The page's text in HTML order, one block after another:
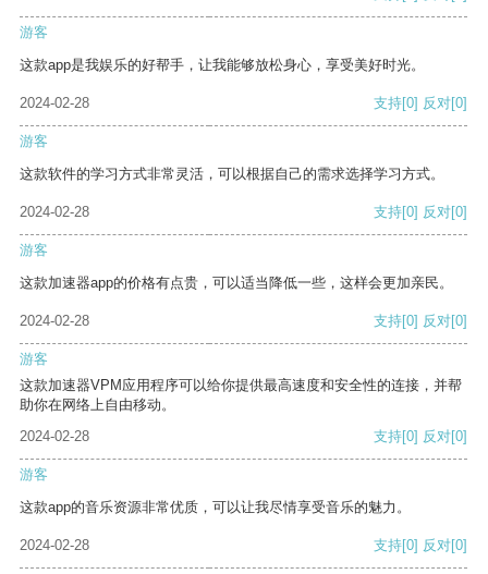
游客
这款app是我娱乐的好帮手，让我能够放松身心，享受美好时光。
2024-02-28 支持[0] 反对[0]
游客
这款软件的学习方式非常灵活，可以根据自己的需求选择学习方式。
2024-02-28 支持[0] 反对[0]
游客
这款加速器app的价格有点贵，可以适当降低一些，这样会更加亲民。
2024-02-28 支持[0] 反对[0]
游客
这款加速器VPM应用程序可以给你提供最高速度和安全性的连接，并帮
助你在网络上自由移动。
2024-02-28
支持[0] 反对[0]
游客
这款app的音乐资源非常优质，可以让我尽情享受音乐的魅力。
2024-02-28 支持[0] 反对[0]